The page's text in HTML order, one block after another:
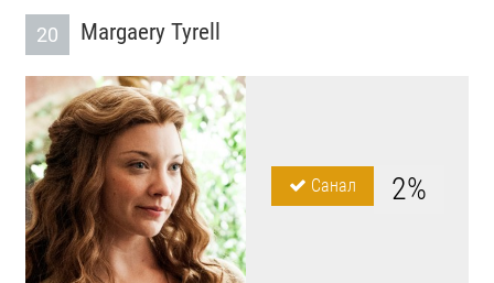
20 Margaery Tyrell
Санал 2%